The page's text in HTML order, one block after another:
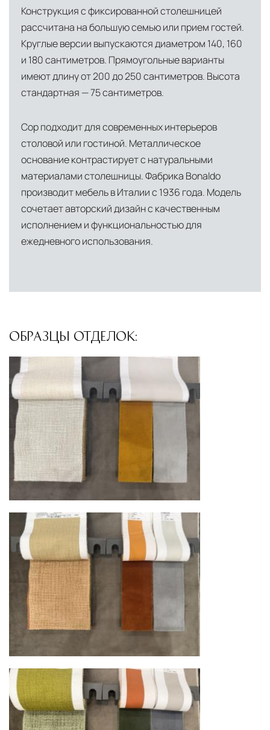
Конструкция с фиксированной столешницей
рассчитана на большую семью или прием гостей.
Круглые версии выпускаются диаметром 140, 160
и 180 сантиметров. Прямоугольные варианты
имеют длину от 200 до 250 сантиметров. Высота
стандартная — 75 сантиметров.
Cop подходит для современных интерьеров
столовой или гостиной. Металлическое
основание контрастирует с натуральными
материалами столешницы. Фабрика Bonaldo
производит мебель в Италии с 1936 года. Модель
сочетает авторский дизайн с качественным
исполнением и функциональностью для
ежедневного использования.
ОБРАЗЦЫ ОТДЕЛОК: